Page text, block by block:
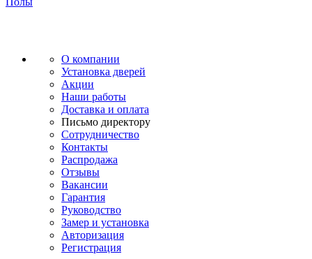
О компании
Установка дверей
Акции
Наши работы
Доставка и оплата
Письмо директору
Сотрудничество
Контакты
Распродажа
Отзывы
Вакансии
Гарантия
Руководство
Замер и установка
Авторизация
Регистрация